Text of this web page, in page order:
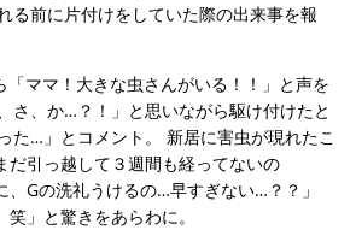
る前に片付けをしていた際の出来事を報
「ママ！大きな虫さんがいる！！」と声を
さ、か…？！」と思いながら駆け付けたと
た…」とコメント。 新居に害虫が現れたこ
だ引っ越して３週間も経ってないの
Gの洗礼うけるの…早すぎない…？？」
」と驚きをあらわに。